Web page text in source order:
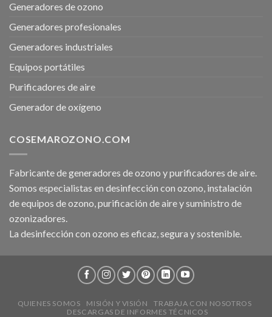
Generadores de ozono
Generadores profesionales
Generadores industriales
Equipos portátiles
Purificadores de aire
Generador de oxígeno
COSEMAROZONO.COM
Fabricante de generadores de ozono y purificadores de aire.
Somos especialistas en desinfección con ozono, instalación
de equipos de ozono, purificación de aire y suministro de
ozonizadores.
La desinfección con ozono es eficaz, segura y sostenible.
QUIENES SOMOS MISIÓN Y VISIÓN
TRABAJA CON NOSOTROS
DESCARGAS DE INFORMES TÉCNICOS